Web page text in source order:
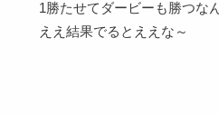
1勝たせてダービーも勝つな
ええ結果でるとええな～